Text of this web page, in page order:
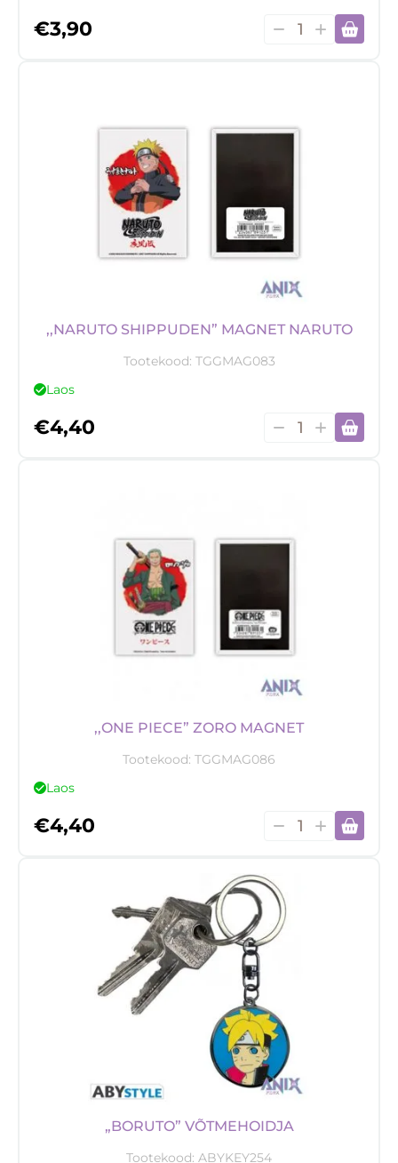
€3,90
Metallist
võtmehoidja
Kaneki
,,NARUTO SHIPPUDEN” MAGNET NARUTO
Tootekood: TGGMAG083
Laos
€4,40
,,Naruto
Shippuden"
,,ONE PIECE” ZORO MAGNET
Tootekood: TGGMAG086
Laos
€4,40
,,One
Magnet
kogus
„BORUTO” VÕTMEHOIDJA
Tootekood: ABYKEY254